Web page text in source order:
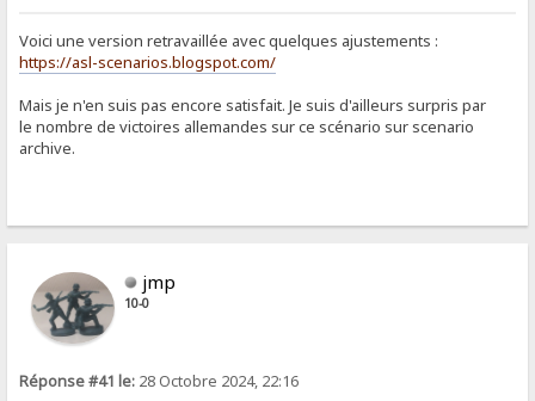
Voici une version retravaillée avec quelques ajustements :
https://asl-scenarios.blogspot.com/
Mais je n'en suis pas encore satisfait. Je suis d'ailleurs surpris par
le nombre de victoires allemandes sur ce scénario sur scenario
archive.
jmp
10-0
Réponse #41 le: 28 Octobre 2024, 22:16